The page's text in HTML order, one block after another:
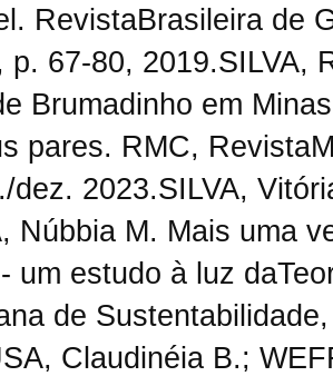
RevistaBrasileira de
p. 67-80, 2019.SILVA,
Brumadinho em
pares. RMC,
dez. 2023.SILVA,
Núbbia M. Mais uma
um estudo à luz
de
Claudinéia B.;